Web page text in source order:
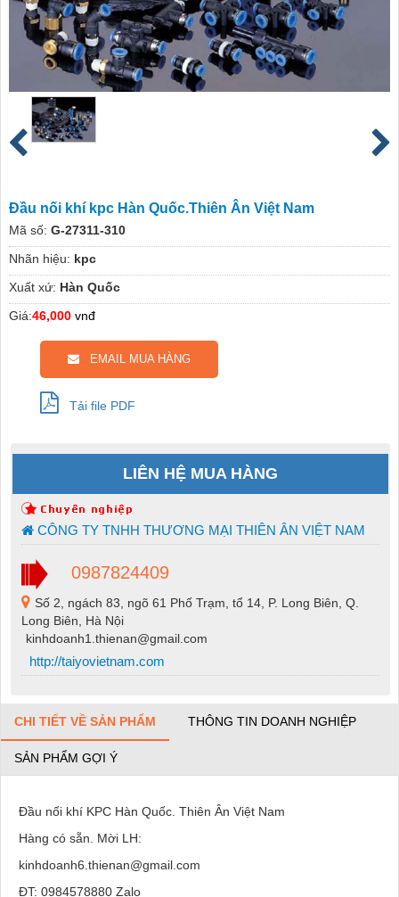
Đầu nối khí kpc Hàn Quốc.Thiên Ân Việt Nam
Mã số: G-27311-310
Nhãn hiệu: kpc
Xuất xứ: Hàn Quốc
Giá:46,000 vnđ
EMAIL MUA HÀNG
Tải file PDF
LIÊN HỆ MUA HÀNG
CÔNG TY TNHH THƯƠNG MẠI THIÊN ÂN VIỆT NAM
0987824409
Số 2, ngách 83, ngõ 61 Phố Trạm, tổ 14, P. Long Biên, Q.
Long Biên, Hà Nội
kinhdoanh1.thienan@gmail.com
http://taiyovietnam.com
CHI TIẾT VỀ SẢN PHẨM THÔNG TIN DOANH NGHIỆP
SẢN PHẨM GỢI Ý
Đầu nối khí KPC Hàn Quốc. Thiên Ân Việt Nam
Hàng có sẵn. Mời LH:
kinhdoanh6.thienan@gmail.com
ĐT: 0984578880 Zalo